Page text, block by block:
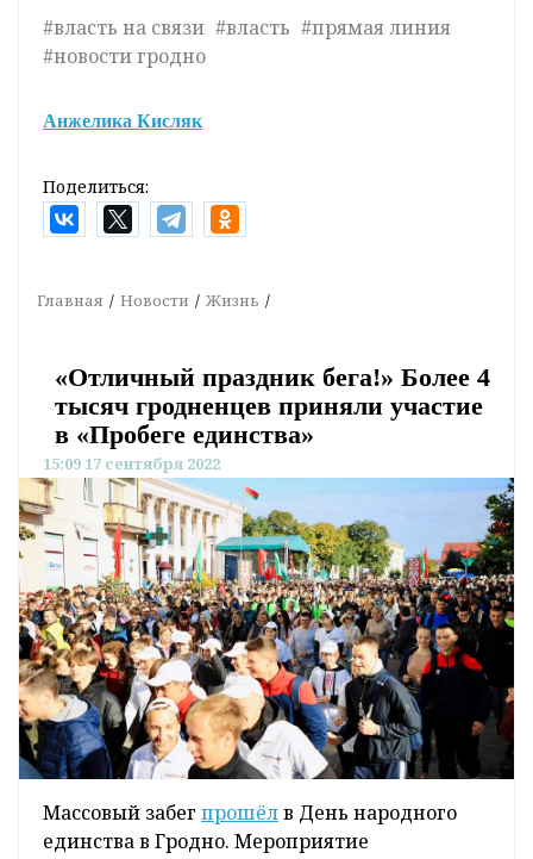
#власть на связи #власть #прямая линия
#новости гродно
Анжелика Кисляк
Поделиться:
Главная Новости Жизнь
«Отличный праздник бега!» Более 4
тысяч гродненцев приняли участие
в «Пробеге единства»
15:09 17 сентября 2022
Массовый забег прошёлв День народного
единства в Гродно. Мероприятие